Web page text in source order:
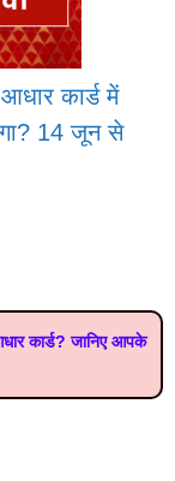
कार्ड में
14 जून से
कार्ड? जानिए आपके